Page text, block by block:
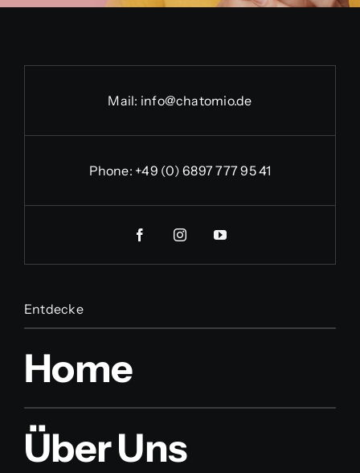
Mail: info@chatomio.de
Phone: +49 (0) 6897 777 95 41
Entdecke
Home
Über Uns